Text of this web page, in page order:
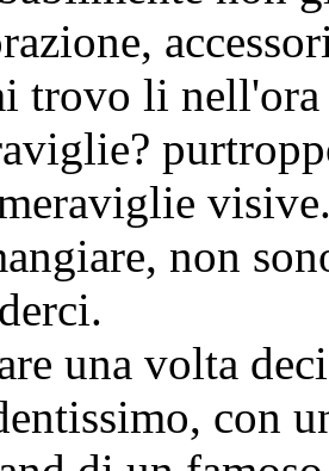
trovo li
non
una volta
con